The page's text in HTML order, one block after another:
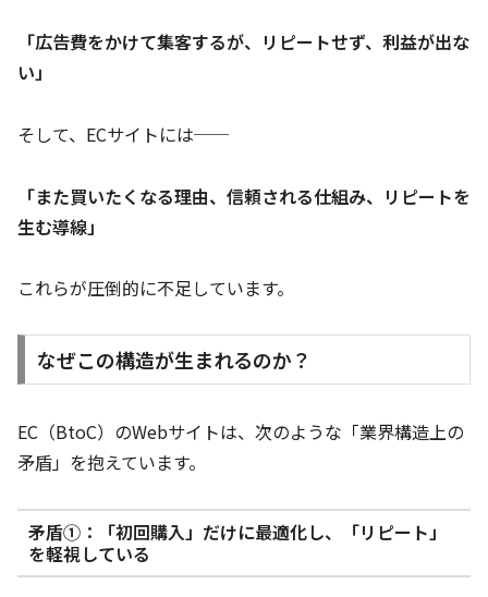
「広告費をかけて集客するが、リピートせず、利益が出な
い」
そして、ECサイトには──
「また買いたくなる理由、信頼される仕組み、リピートを
生む導線」
これらが圧倒的に不足しています。
なぜこの構造が生まれるのか？
EC（BtoC）のWebサイトは、次のような「業界構造上の
矛盾」を抱えています。
矛盾①：「初回購入」だけに最適化し、「リピート」
を軽視している